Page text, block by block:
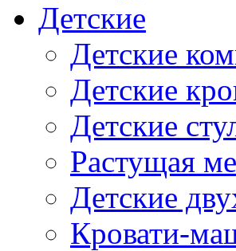
Детские
Детские
Детские
Детские
Растущая
Детские
Кровати-